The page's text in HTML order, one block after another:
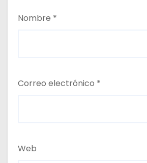
Nombre *
Correo electrónico *
Web